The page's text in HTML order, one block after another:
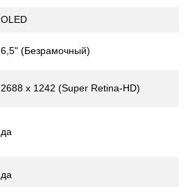
OLED
6,5" (Безрамочный)
2688 х 1242 (Super Retina-HD)
да
да